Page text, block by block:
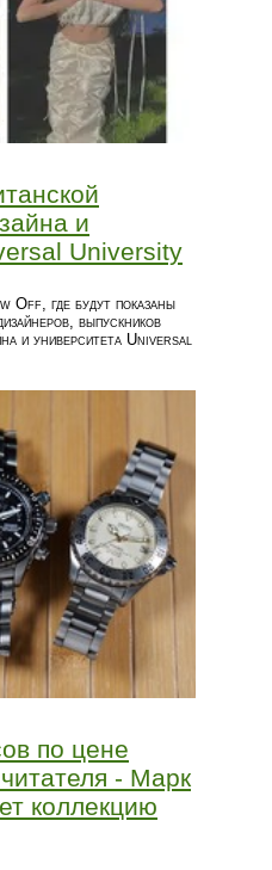
и
University
Off, где будут показаны
выпускников
и университета Universal
по цене
- Марк
коллекцию